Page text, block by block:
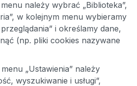
należy wybrać „Biblioteka”,
w kolejnym menu wybieramy
i określamy dane,
(np. pliki cookies nazywane
„Ustawienia” należy
wyszukiwanie i usługi”,